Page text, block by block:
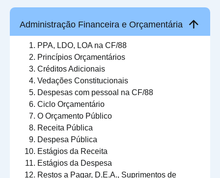
Administração Financeira e Orçamentária
PPA, LDO, LOA na CF/88
Princípios Orçamentários
Créditos Adicionais
Vedações Constitucionais
Despesas com pessoal na CF/88
Ciclo Orçamentário
O Orçamento Público
Receita Pública
Despesa Pública
Estágios da Receita
Estágios da Despesa
Restos a Pagar, D.E.A., Suprimentos de